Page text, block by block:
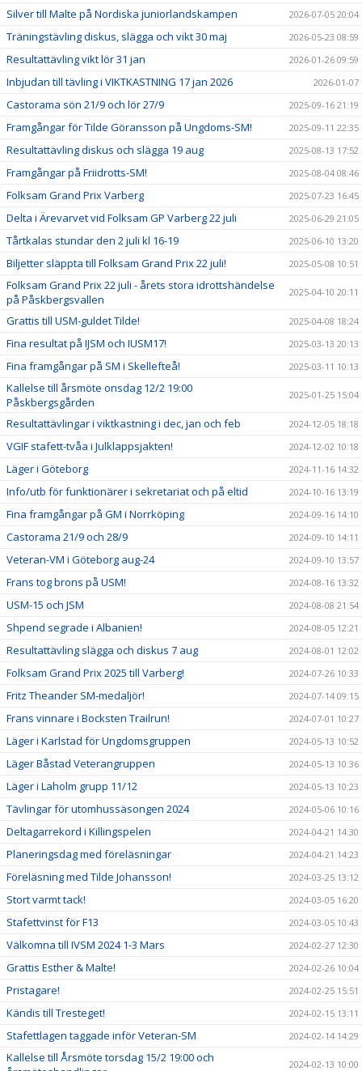
Silver till Malte på Nordiska juniorlandskampen 2026-07-05 20:04
Träningstävling diskus, slägga och vikt 30 maj 2026-05-23 08:59
Resultattävling vikt lör 31 jan 2026-01-26 09:59
Inbjudan till tävling i VIKTKASTNING 17 jan 2026 2026-01-07
Castorama sön 21/9 och lör 27/9 2025-09-16 21:19
Framgångar för Tilde Göransson på Ungdoms-SM! 2025-09-11 22:35
Resultattävling diskus och slägga 19 aug 2025-08-13 17:52
Framgångar på Friidrotts-SM! 2025-08-04 08:46
Folksam Grand Prix Varberg 2025-07-23 16:45
Delta i Ärevarvet vid Folksam GP Varberg 22 juli 2025-06-29 21:05
Tårtkalas stundar den 2 juli kl 16-19 2025-06-10 13:20
Biljetter släppta till Folksam Grand Prix 22 juli! 2025-05-08 10:51
Folksam Grand Prix 22 juli - årets stora idrottshändelse
på Påskbergsvallen
2025-04-10 20:11
Grattis till USM-guldet Tilde! 2025-04-08 18:24
Fina resultat på IJSM och IUSM17! 2025-03-13 20:13
Fina framgångar på SM i Skellefteå! 2025-03-11 10:13
Kallelse till årsmöte onsdag 12/2 19:00
Påskbergsgården
2025-01-25 15:04
Resultattävlingar i viktkastning i dec, jan och feb 2024-12-05 18:18
VGIF stafett-tvåa i Julklappsjakten! 2024-12-02 10:18
Läger i Göteborg 2024-11-16 14:32
Info/utb för funktionärer i sekretariat och på eltid 2024-10-16 13:19
Fina framgångar på GM i Norrköping 2024-09-16 14:10
Castorama 21/9 och 28/9 2024-09-10 14:11
Veteran-VM i Göteborg aug-24 2024-09-10 13:57
Frans tog brons på USM! 2024-08-16 13:32
USM-15 och JSM 2024-08-08 21:54
Shpend segrade i Albanien! 2024-08-05 12:21
Resultattävling slägga och diskus 7 aug 2024-08-01 12:02
Folksam Grand Prix 2025 till Varberg! 2024-07-26 10:33
Fritz Theander SM-medaljör! 2024-07-14 09:15
Frans vinnare i Bocksten Trailrun! 2024-07-01 10:27
Läger i Karlstad för Ungdomsgruppen 2024-05-13 10:52
Läger Båstad Veterangruppen 2024-05-13 10:36
Läger i Laholm grupp 11/12 2024-05-13 10:23
Tävlingar för utomhussäsongen 2024 2024-05-06 10:16
Deltagarrekord i Killingspelen 2024-04-21 14:30
Planeringsdag med föreläsningar 2024-04-21 14:23
Föreläsning med Tilde Johansson! 2024-03-25 13:12
Stort varmt tack! 2024-03-05 16:20
Stafettvinst för F13 2024-03-05 10:43
Välkomna till IVSM 2024 1-3 Mars 2024-02-27 12:30
Grattis Esther & Malte! 2024-02-26 10:04
Pristagare! 2024-02-25 15:51
Kändis till Tresteget! 2024-02-15 13:11
Stafettlagen taggade inför Veteran-SM 2024-02-14 14:29
Kallelse till Årsmöte torsdag 15/2 19:00 och
2024-02-13 10:00